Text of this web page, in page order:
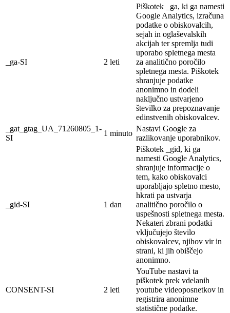
_ga-SI 2 leti
Piškotek _ga, ki ga namesti
Google Analytics, izračuna
podatke o obiskovalcih,
sejah in oglaševalskih
akcijah ter spremlja tudi
uporabo spletnega mesta
za analitično poročilo
spletnega mesta. Piškotek
shranjuje podatke
anonimno in dodeli
naključno ustvarjeno
številko za prepoznavanje
edinstvenih obiskovalcev.
_gat_gtag_UA_71260805_1-
SI
1 minuto
Nastavi Google za
razlikovanje uporabnikov.
_gid-SI 1 dan
Piškotek _gid, ki ga
namesti Google Analytics,
shranjuje informacije o
tem, kako obiskovalci
uporabljajo spletno mesto,
hkrati pa ustvarja
analitično poročilo o
uspešnosti spletnega mesta.
Nekateri zbrani podatki
vključujejo število
obiskovalcev, njihov vir in
strani, ki jih obiščejo
anonimno.
CONSENT-SI 2 leti
YouTube nastavi ta
piškotek prek vdelanih
youtube videoposnetkov in
registrira anonimne
statistične podatke.